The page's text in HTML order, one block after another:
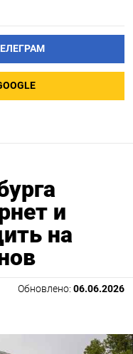
и
на
Обновлено: 06.06.2026